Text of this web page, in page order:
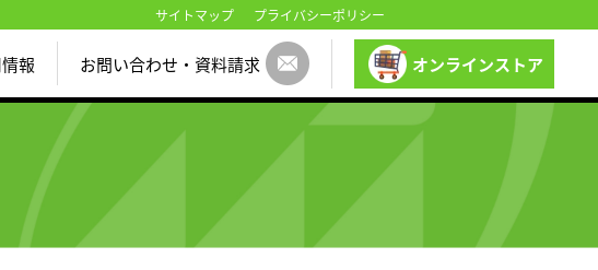
サイトマップ プライバシーポリシー
報 お問い合わせ・資料請求 オンラインストア